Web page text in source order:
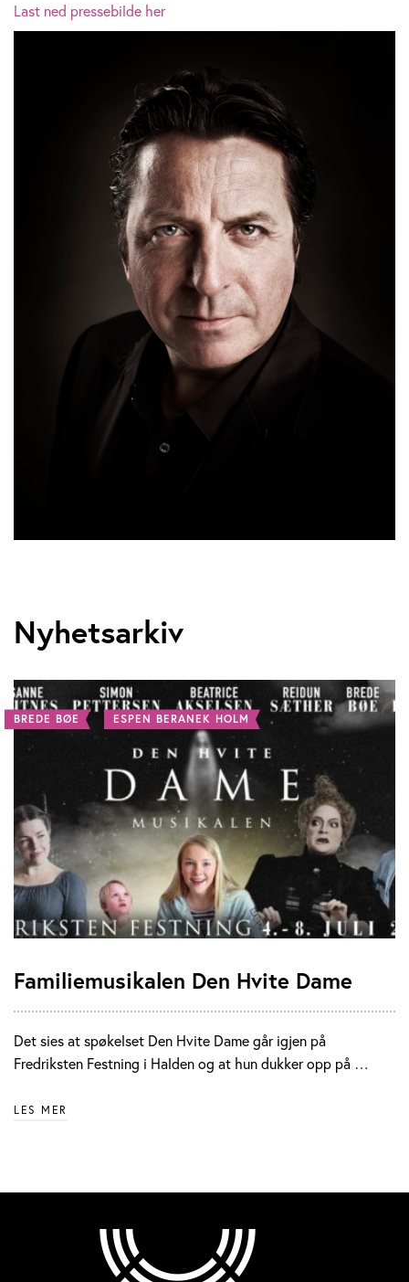
Last ned pressebilde her
Nyhetsarkiv
BREDE BØE ESPEN BERANEK HOLM
Familiemusikalen Den Hvite Dame
Det sies at spøkelset Den Hvite Dame går igjen på
Fredriksten Festning i Halden og at hun dukker opp på …
LES MER